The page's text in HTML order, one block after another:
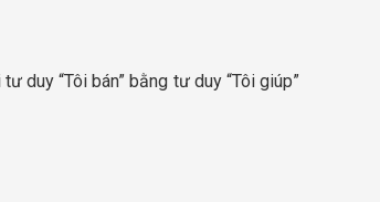
duy “Tôi bán” bằng tư duy “Tôi giúp”